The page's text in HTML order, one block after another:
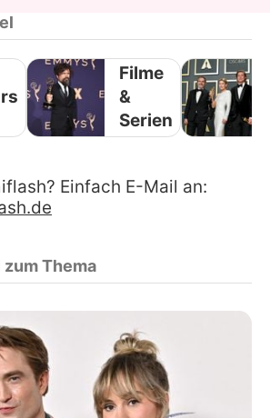
Filme
&
Serien
Einfach E-Mail an:
Thema